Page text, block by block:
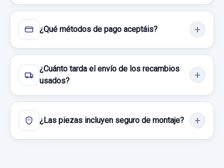
Consultar por whatsapp
¿Qué métodos de pago aceptáis?
¿Cuánto tarda el envío de los recambios
usados?
¿Las piezas incluyen seguro de montaje?